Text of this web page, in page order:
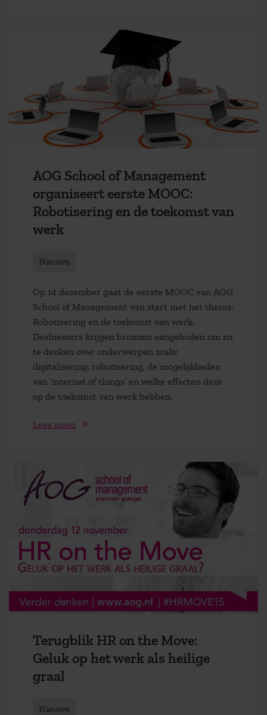
AOG School of Management
organiseert eerste MOOC:
Robotisering en de toekomst van
werk
Nieuws
Op 14 december gaat de eerste MOOC van AOG
School of Management van start met het thema:
Robotisering en de toekomst van werk.
Deelnemers krijgen bronnen aangeboden om na
te denken over onderwerpen zoals:
digitalisering, robotisering, de mogelijkheden
van ‘internet of things’ en welke effecten deze
op de toekomst van werk hebben.
Lees meer
Terugblik HR on the Move:
Geluk op het werk als heilige
graal
Nieuws